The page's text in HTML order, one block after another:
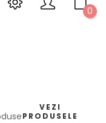
0
VEZI
PRODUSELE